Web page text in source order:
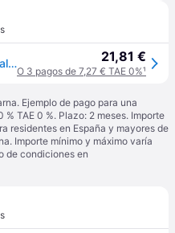
Bad Kitty - esposas para la espalda - ajuste trasero - negro 21,81 €
O 3 pagos de 7,27 € TAE 0%¹
Ejemplo de pago para una
TAE 0 %. Plazo: 2 meses. Importe
residentes en España y mayores de
Importe mínimo y máximo varía
de condiciones en